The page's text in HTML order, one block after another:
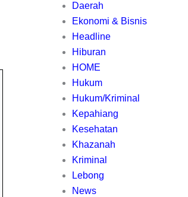
Daerah
Ekonomi & Bisnis
Headline
Hiburan
HOME
Hukum
Hukum/Kriminal
Kepahiang
Kesehatan
Khazanah
Kriminal
Lebong
News